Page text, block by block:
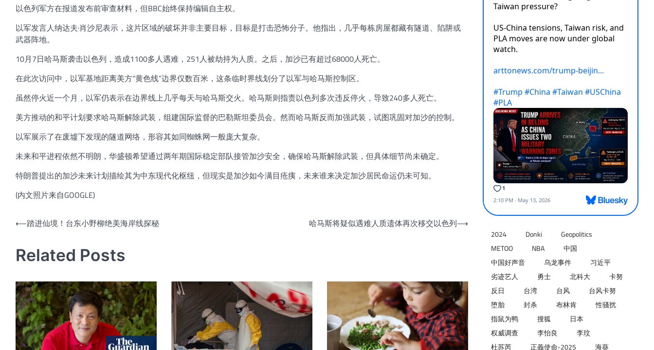
以色列军方在报道发布前审查材料，但BBC始终保持编辑自主权。
以军发言人纳达夫·肖沙尼表示，这片区域的破坏并非主要目标，目标是打击恐怖分子。他指出，几乎每栋房屋都藏有隧道、陷阱或
武器阵地。
10月7日哈马斯袭击以色列，造成1100多人遇难，251人被劫持为人质。之后，加沙已有超过68000人死亡。
在此次访问中，以军基地距离美方“黄色线”边界仅数百米，这条临时界线划分了以军与哈马斯控制区。
虽然停火近一个月，以军仍表示在边界线上几乎每天与哈马斯交火。哈马斯则指责以色列多次违反停火，导致240多人死亡。
美方推动的和平计划要求哈马斯解除武装，组建国际监督的巴勒斯坦委员会。然而哈马斯反而加强武装，试图巩固对加沙的控制。
以军展示了在废墟下发现的隧道网络，形容其如同蜘蛛网一般庞大复杂。
未来和平进程依然不明朗，华盛顿希望通过两年期国际稳定部队接管加沙安全，确保哈马斯解除武装，但具体细节尚未确定。
特朗普提出的加沙未来计划描绘其为中东现代化枢纽，但现实是加沙如今满目疮痍，未来谁来决定加沙居民命运仍未可知。
(内文照片来自GOOGLE)
文
导
⟵踏进仙境！台东小野柳绝美海岸线探秘 哈马斯将疑似遇难人质遗体再次移交以色列⟶
Related Posts
2024 Donki
Geopolitics
METOO
NBA
中国
中国好声音
乌龙事件
习近平
劣迹艺人
勇士 北科大
卡努
反日
台湾 台风
台风卡努
堕胎
封杀 布林肯
性骚扰
指鼠为鸭
搜狐
日本
权威调查
李怡良
李玟
杜苏芮
正義使命-2025 海葵